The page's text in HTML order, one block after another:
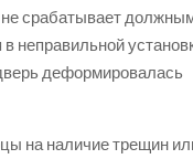
не срабатывает
неправильной
деформировалась
на наличие трещин